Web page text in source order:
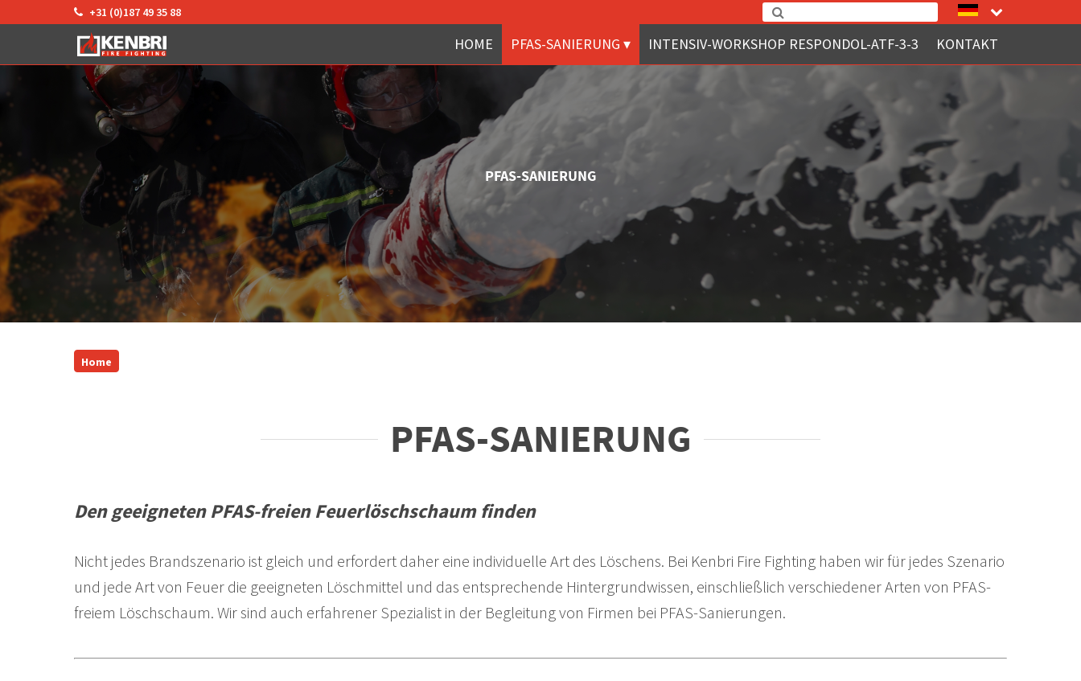
+31 (0)187 49 35 88
HOME PFAS-SANIERUNG INTENSIV-WORKSHOP RESPONDOL-ATF-3-3 KONTAKT
PFAS-SANIERUNG
Home
PFAS-SANIERUNG
Den geeigneten PFAS-freien Feuerlöschschaum finden
Nicht jedes Brandszenario ist gleich und erfordert daher eine individuelle Art des Löschens. Bei Kenbri Fire Fighting haben wir für jedes Szenario
und jede Art von Feuer die geeigneten Löschmittel und das entsprechende Hintergrundwissen, einschließlich verschiedener Arten von PFAS-
freiem Löschschaum. Wir sind auch erfahrener Spezialist in der Begleitung von Firmen bei PFAS-Sanierungen.